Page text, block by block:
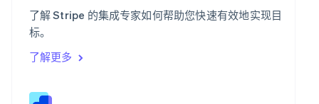
了解 Stripe 的集成专家如何帮助您快速有效地实现目
标。
了解更多
SvenskaEnglish
塞浦路斯